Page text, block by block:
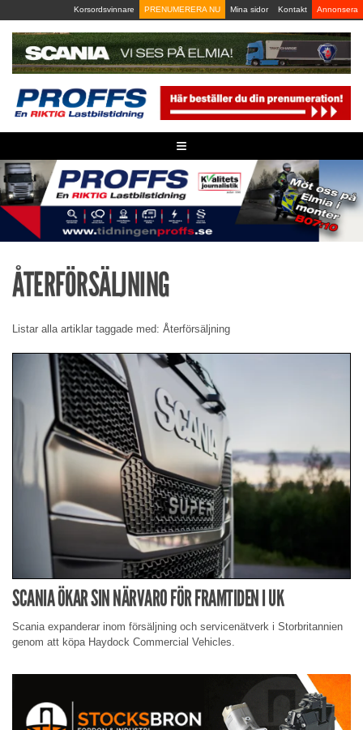
to
content
Korsordsvinnare PRENUMERERA NU Mina sidor Kontakt Annonsera
≡
ÅTERFÖRSÄLJNING
Listar alla artiklar taggade med: Återförsäljning
SCANIA ÖKAR SIN NÄRVARO FÖR FRAMTIDEN I UK
Scania expanderar inom försäljning och servicenätverk i Storbritannien
genom att köpa Haydock Commercial Vehicles.